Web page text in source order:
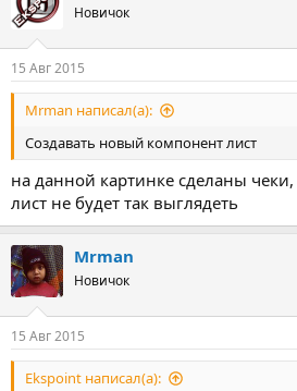
Новичок
15 Авг 2015
Mrman написал(а):
Создавать новый компонент лист
на данной картинке сделаны
лист не будет так выглядеть
Mrman
Новичок
15 Авг 2015
Ekspoint написал(а):